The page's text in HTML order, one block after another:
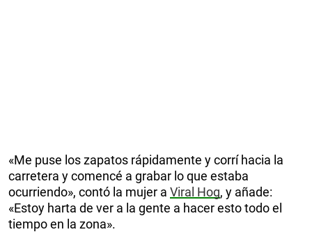
«Me puse los zapatos rápidamente y corrí hacia la
carretera y comencé a grabar lo que estaba
ocurriendo», contó la mujer a Viral Hog, y añade:
«Estoy harta de ver a la gente a hacer esto todo el
tiempo en la zona».